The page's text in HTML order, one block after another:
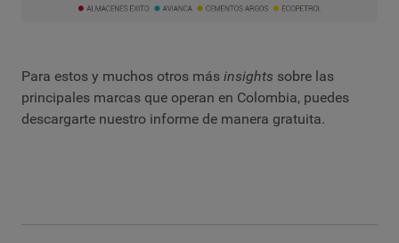
Para estos y muchos otros más insights sobre las
principales marcas que operan en Colombia, puedes
descargarte nuestro informe de manera gratuita.